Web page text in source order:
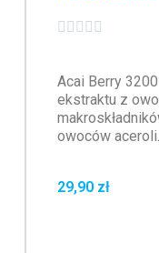
    
Acai Berry
ekstraktu z
owoców aceroli.
29,90 zł